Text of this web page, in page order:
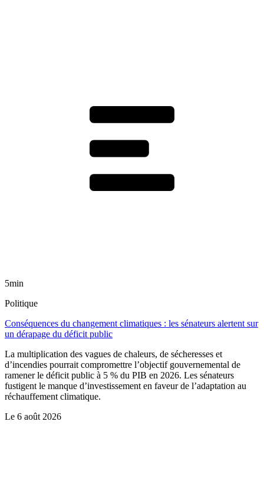
5min
Politique
Conséquences du changement climatiques : les sénateurs alertent sur
un dérapage du déficit public
La multiplication des vagues de chaleurs, de sécheresses et
d’incendies pourrait compromettre l’objectif gouvernemental de
ramener le déficit public à 5 % du PIB en 2026. Les sénateurs
fustigent le manque d’investissement en faveur de l’adaptation au
réchauffement climatique.
Le 6 août 2026